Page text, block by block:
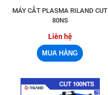
MÁY CẮT PLASMA RILAND CUT
80NS
Liên hệ